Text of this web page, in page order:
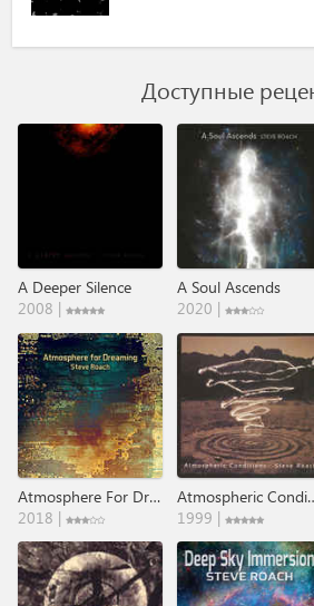
Доступные
A Deeper Silence
2008 |
A Soul Ascends
2020 |
Atmosphere For Dreaming
2018 |
1999 |